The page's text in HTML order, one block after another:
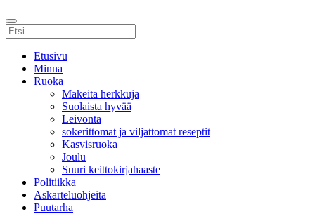
Etusivu
Minna
Ruoka
Makeita herkkuja
Suolaista hyvää
Leivonta
sokerittomat ja viljattomat reseptit
Kasvisruoka
Joulu
Suuri keittokirjahaaste
Politiikka
Askarteluohjeita
Puutarha